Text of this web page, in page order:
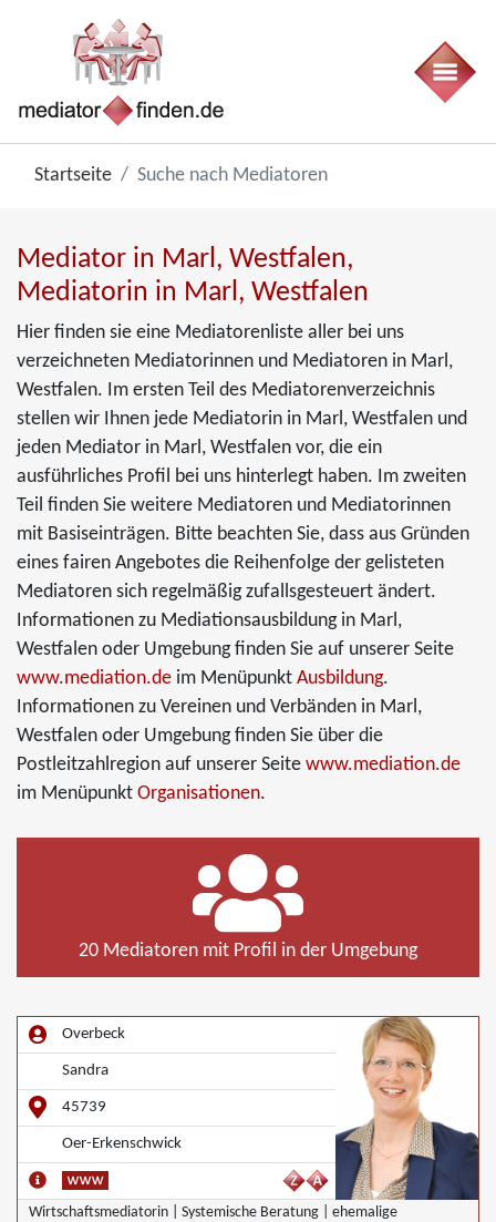
Startseite Suche nach Mediatoren
Mediator in Marl, Westfalen,
Mediatorin in Marl, Westfalen
Hier finden sie eine Mediatorenliste aller bei uns
verzeichneten Mediatorinnen und Mediatoren in Marl,
Westfalen. Im ersten Teil des Mediatorenverzeichnis
stellen wir Ihnen jede Mediatorin in Marl, Westfalen und
jeden Mediator in Marl, Westfalen vor, die ein
ausführliches Profil bei uns hinterlegt haben. Im zweiten
Teil finden Sie weitere Mediatoren und Mediatorinnen
mit Basiseinträgen. Bitte beachten Sie, dass aus Gründen
eines fairen Angebotes die Reihenfolge der gelisteten
Mediatoren sich regelmäßig zufallsgesteuert ändert.
Informationen zu Mediationsausbildung in Marl,
Westfalen oder Umgebung finden Sie auf unserer Seite
www.mediation.de im Menüpunkt Ausbildung.
Informationen zu Vereinen und Verbänden in Marl,
Westfalen oder Umgebung finden Sie über die
Postleitzahlregion auf unserer Seite www.mediation.de
im Menüpunkt Organisationen.
20 Mediatoren mit Profil in der Umgebung
Overbeck
Sandra
45739
Oer-Erkenschwick
Wirtschaftsmediatorin | Systemische Beratung | ehemalige